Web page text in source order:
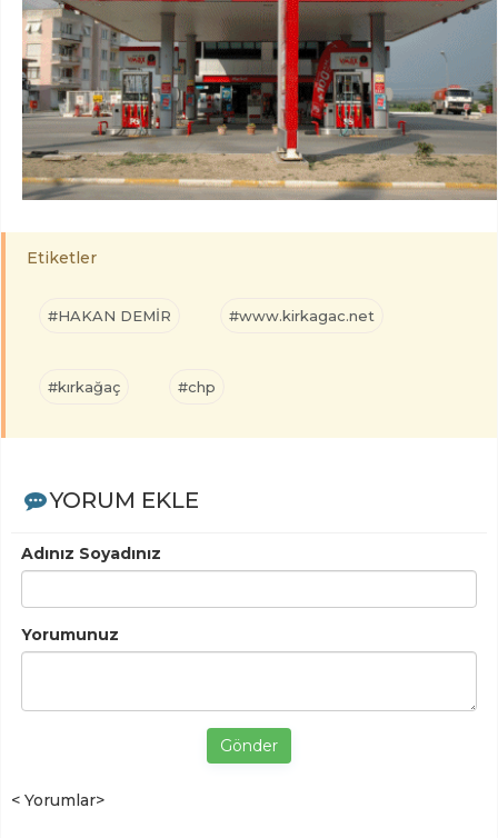
Etiketler
#HAKAN DEMİR #www.kirkagac.net
#kırkağaç #chp
YORUM EKLE
Adınız Soyadınız
Yorumunuz
Gönder
< Yorumlar>